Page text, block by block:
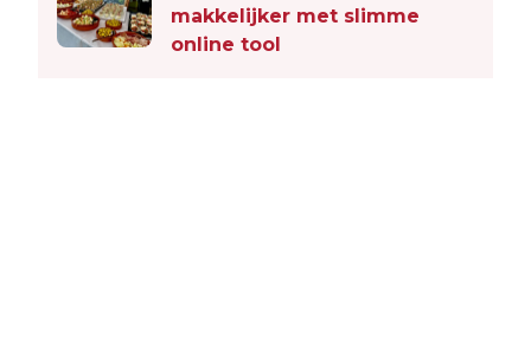
makkelijker met slimme
online tool